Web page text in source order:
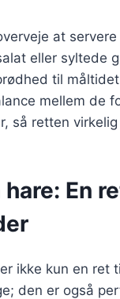
at
eller syltede
til
mellem de
så retten
hare: En
ikke kun en ret
den er også